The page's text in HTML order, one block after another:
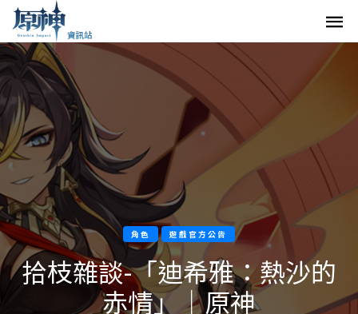
角色 遊戲官方公告
拾枝雜談-「迪希雅：熱沙的
赤情」｜原神